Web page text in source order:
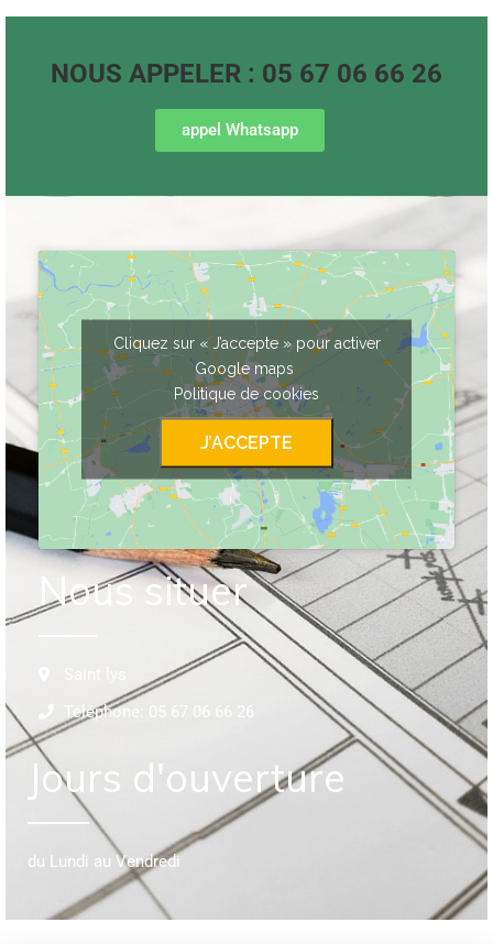
NOUS APPELER : 05 67 06 66 26
appel Whatsapp
Cliquez sur « J’accepte » pour activer
Google maps
Politique de cookies
J’ACCEPTE
Nous situer
Téléphone: 05 67 06 66 26
Jours d'ouverture
du Lundi au Vendredi